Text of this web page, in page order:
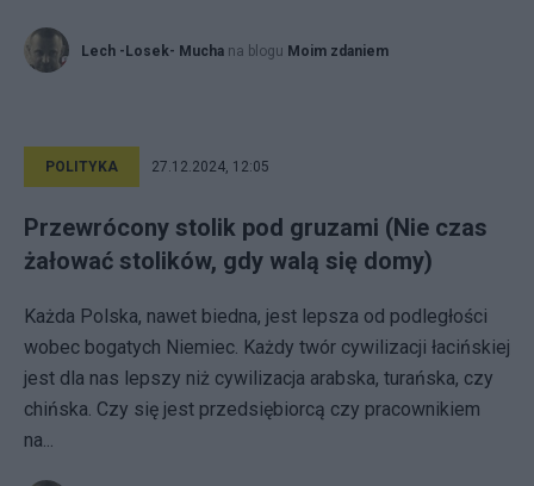
Lech -Losek- Mucha na blogu Moim zdaniem
POLITYKA 27.12.2024, 12:05
Przewrócony stolik pod gruzami (Nie czas
żałować stolików, gdy walą się domy)
Każda Polska, nawet biedna, jest lepsza od podległości
wobec bogatych Niemiec. Każdy twór cywilizacji łacińskiej
jest dla nas lepszy niż cywilizacja arabska, turańska, czy
chińska. Czy się jest przedsiębiorcą czy pracownikiem
na...